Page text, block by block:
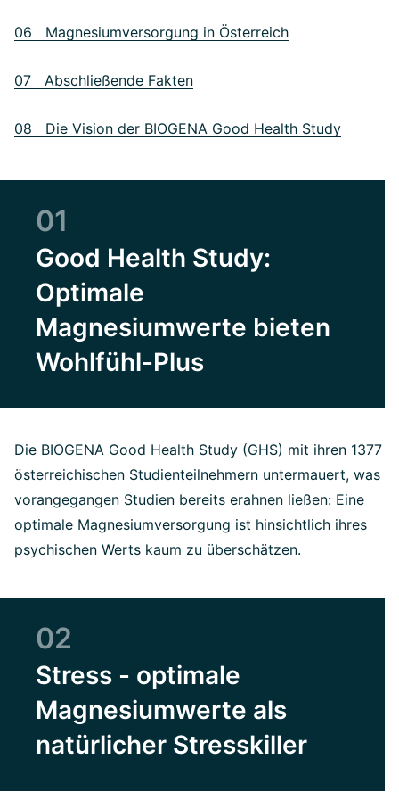
06 Magnesiumversorgung in Österreich
07 Abschließende Fakten
08 Die Vision der BIOGENA Good Health Study
01
Good Health Study:
Optimale
Magnesiumwerte bieten
Wohlfühl-Plus
Die BIOGENA Good Health Study (GHS) mit ihren 1377
österreichischen Studienteilnehmern untermauert, was
vorangegangen Studien bereits erahnen ließen: Eine
optimale Magnesiumversorgung ist hinsichtlich ihres
psychischen Werts kaum zu überschätzen.
02
Stress - optimale
Magnesiumwerte als
natürlicher Stresskiller